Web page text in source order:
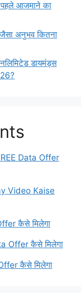
आजमाने का
अनुभव कितना
डायमंड्स
Data Offer
Video Kaise
कैसे मिलेगा
Offer कैसे मिलेगा
कैसे मिलेगा